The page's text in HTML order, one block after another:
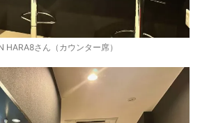
HARA8さん（カウンター席）